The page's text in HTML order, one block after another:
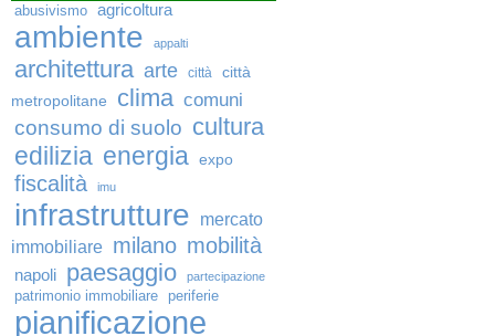
abusivismo agricoltura
ambiente appalti
architettura arte città
città
metropolitane
clima comuni
consumo di suolo cultura
edilizia energia expo
fiscalità imu
infrastrutture
mercato
immobiliare milano mobilità
napoli paesaggio partecipazione
patrimonio immobiliare periferie
pianificazione